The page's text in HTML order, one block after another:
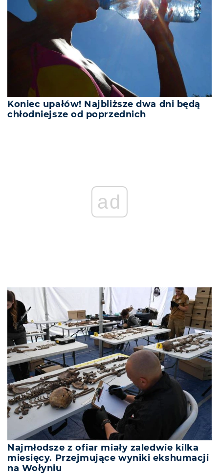
Koniec upałów! Najbliższe dwa dni będą
chłodniejsze od poprzednich
ad
Najmłodsze z ofiar miały zaledwie kilka
miesięcy. Przejmujące wyniki ekshumacji
na Wołyniu